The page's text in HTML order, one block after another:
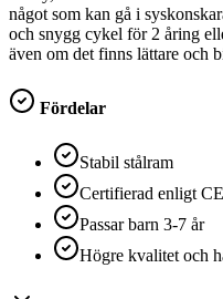
något som kan gå i
och snygg cykel för 2 åring
även om det finns lättare och
Fördelar
Stabil stålram
Certifierad enligt
Passar barn 3-7 år
Högre kvalitet och